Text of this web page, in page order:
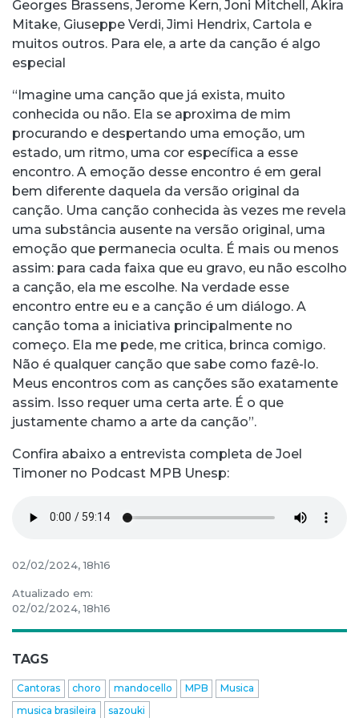
Georges Brassens, Jerome Kern, Joni Mitchell, Akira
Mitake, Giuseppe Verdi, Jimi Hendrix, Cartola e
muitos outros. Para ele, a arte da canção é algo
especial
“Imagine uma canção que já exista, muito
conhecida ou não. Ela se aproxima de mim
procurando e despertando uma emoção, um
estado, um ritmo, uma cor específica a esse
encontro. A emoção desse encontro é em geral
bem diferente daquela da versão original da
canção. Uma canção conhecida às vezes me revela
uma substância ausente na versão original, uma
emoção que permanecia oculta. É mais ou menos
assim: para cada faixa que eu gravo, eu não escolho
a canção, ela me escolhe. Na verdade esse
encontro entre eu e a canção é um diálogo. A
canção toma a iniciativa principalmente no
começo. Ela me pede, me critica, brinca comigo.
Não é qualquer canção que sabe como fazê-lo.
Meus encontros com as canções são exatamente
assim. Isso requer uma certa arte. É o que
justamente chamo a arte da canção”.
Confira abaixo a entrevista completa de Joel
Timoner no Podcast MPB Unesp:
02/02/2024, 18h16
Atualizado em:
02/02/2024, 18h16
TAGS
Cantoras choro mandocello MPB
Musica
musica brasileira
sazouki